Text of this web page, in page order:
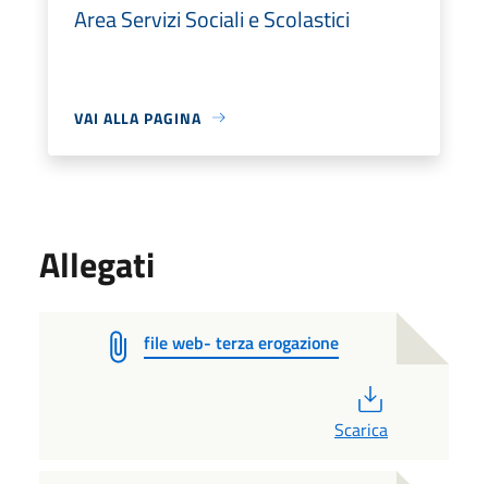
Area Servizi Sociali e Scolastici
VAI ALLA PAGINA
Allegati
file web- terza erogazione
Scarica